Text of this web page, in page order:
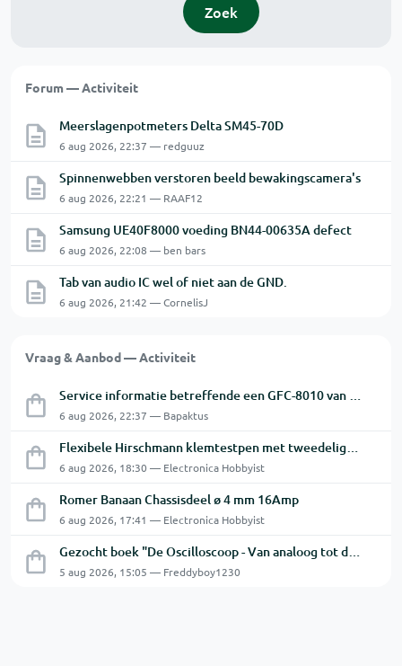
Zoek
Forum — Activiteit
Meerslagenpotmeters Delta SM45-70D
6 aug 2026, 22:37 — redguuz
Spinnenwebben verstoren beeld bewakingscamera's
6 aug 2026, 22:21 — RAAF12
Samsung UE40F8000 voeding BN44-00635A defect
6 aug 2026, 22:08 — ben bars
Tab van audio IC wel of niet aan de GND.
6 aug 2026, 21:42 — CornelisJ
Vraag & Aanbod — Activiteit
Service informatie betreffende een GFC-8010 van GW
6 aug 2026, 22:37 — Bapaktus
Flexibele Hirschmann klemtestpen met tweedelige klem.
6 aug 2026, 18:30 — Electronica Hobbyist
Romer Banaan Chassisdeel ø 4 mm 16Amp
6 aug 2026, 17:41 — Electronica Hobbyist
Gezocht boek "De Oscilloscoop - Van analoog tot digitaal"
5 aug 2026, 15:05 — Freddyboy1230